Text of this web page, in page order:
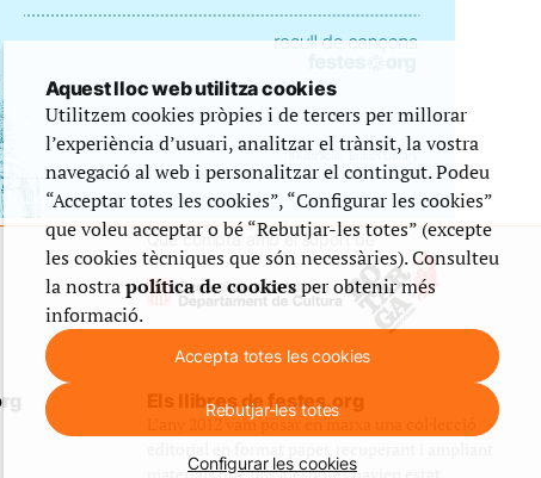
Que compta amb el suport de
Els llibres de festes.org
L’any 2012 vam posar en marxa una col·lecció
Aquest lloc web utilitza cookies
Utilitzem cookies pròpies i de tercers per millorar
l’experiència d’usuari, analitzar el trànsit, la vostra
navegació al web i personalitzar el contingut. Podeu
“Acceptar totes les cookies”, “Configurar les cookies”
que voleu acceptar o bé “Rebutjar-les totes” (excepte
les cookies tècniques que són necessàries). Consulteu
la nostrapolítica de cookiesper obtenir més
informació.
Accepta totes les cookies
Rebutjar-les totes
Configurar les cookies